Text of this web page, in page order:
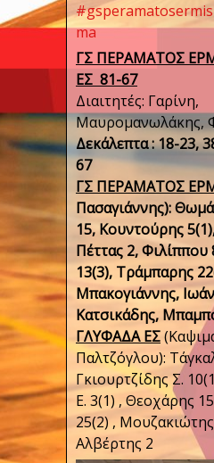
#gsperamatosermis
ma
ΓΣ ΠΕΡΑΜΑΤΟΣ
ΕΣ 81-67
Διαιτητές: Γαρίνη,
Μαυρομανωλάκης,
Δεκάλεπτα : 18-23,
67
ΓΣ ΠΕΡΑΜΑΤΟΣ
Πασαγιάννης):
15, Κουντούρης
Πέττας 2,
13(3), Τράμπαρης
Μπακογιάννης,
Κατσικάδης,
ΓΛΥΦΑΔΑ ΕΣ
Παλτζόγλου):
Γκιουρτζίδης Σ.
Ε. 3(1) , Θεοχάρης
25(2) ,
Αλβέρτης 2